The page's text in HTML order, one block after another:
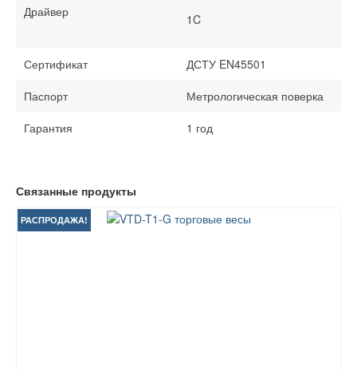
Драйвер
1C
Сертификат
ДСТУ EN45501
Паспорт
Метрологическая поверка
Гарантия
1 год
Связанные продукты
РАСПРОДАЖА!